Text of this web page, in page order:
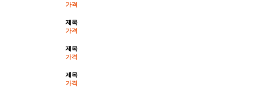
가격
제목
가격
제목
가격
제목
가격